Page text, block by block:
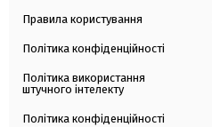
Правила користування
Політика конфіденційності
Політика використання
штучного інтелекту
Політика конфіденційності